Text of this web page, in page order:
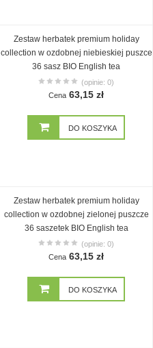
Zestaw herbatek premium holiday
collection w ozdobnej niebieskiej puszce
36 sasz BIO English tea
(opinie: 0)
Cena 63,15 zł
DO KOSZYKA
Zestaw herbatek premium holiday
collection w ozdobnej zielonej puszcze
36 saszetek BIO English tea
(opinie: 0)
Cena 63,15 zł
DO KOSZYKA